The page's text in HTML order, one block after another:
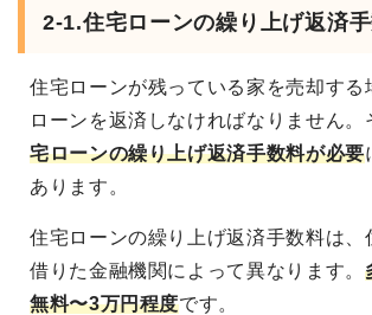
2-1.住宅ローンの繰り上げ返済
住宅ローンが残っている家を売却する
ローンを返済しなければなりません。
宅ローンの繰り上げ返済手数料が必要
あります。
住宅ローンの繰り上げ返済手数料は、
借りた金融機関によって異なります。
無料〜3万円程度です。